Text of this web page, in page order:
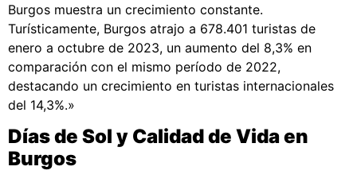
Burgos muestra un crecimiento constante.
Turísticamente, Burgos atrajo a 678.401 turistas de
enero a octubre de 2023, un aumento del 8,3% en
comparación con el mismo período de 2022,
destacando un crecimiento en turistas internacionales
del 14,3%.»
Días de Sol y Calidad de Vida en
Burgos